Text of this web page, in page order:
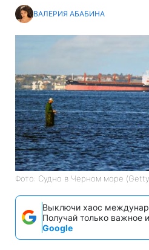
ВАЛЕРИЯ АБАБИНА
Фото: Судно в Черном море
Выключи хаос
Получай только важное
Google